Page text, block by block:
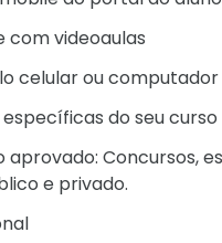
com videoaulas
celular ou computador
específicas do seu curso
aprovado: Concursos,
e privado.